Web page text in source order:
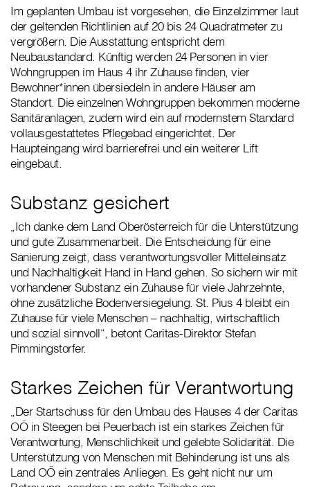
Im geplanten Umbau ist vorgesehen, die Einzelzimmer laut
der geltenden Richtlinien auf 20 bis 24 Quadratmeter zu
vergrößern. Die Ausstattung entspricht dem
Neubaustandard. Künftig werden 24 Personen in vier
Wohngruppen im Haus 4 ihr Zuhause finden, vier
Bewohner*innen übersiedeln in andere Häuser am
Standort. Die einzelnen Wohngruppen bekommen moderne
Sanitäranlagen, zudem wird ein auf modernstem Standard
vollausgestattetes Pflegebad eingerichtet. Der
Haupteingang wird barrierefrei und ein weiterer Lift
eingebaut.
Substanz gesichert
„Ich danke dem Land Oberösterreich für die Unterstützung
und gute Zusammenarbeit. Die Entscheidung für eine
Sanierung zeigt, dass verantwortungsvoller Mitteleinsatz
und Nachhaltigkeit Hand in Hand gehen. So sichern wir mit
vorhandener Substanz ein Zuhause für viele Jahrzehnte,
ohne zusätzliche Bodenversiegelung. St. Pius 4 bleibt ein
Zuhause für viele Menschen – nachhaltig, wirtschaftlich
und sozial sinnvoll“, betont Caritas-Direktor Stefan
Pimmingstorfer.
Starkes Zeichen für Verantwortung
„Der Startschuss für den Umbau des Hauses 4 der Caritas
OÖ in Steegen bei Peuerbach ist ein starkes Zeichen für
Verantwortung, Menschlichkeit und gelebte Solidarität. Die
Unterstützung von Menschen mit Behinderung ist uns als
Land OÖ ein zentrales Anliegen. Es geht nicht nur um